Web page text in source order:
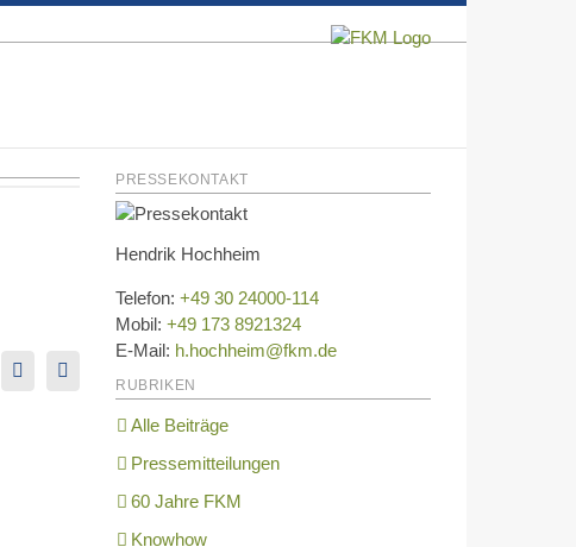
LinkedIn
E-
PRESSEKONTAKT
Hendrik Hochheim
Telefon: +49 30 24000-114
Mobil: +49 173 8921324
E-Mail: h.hochheim@fkm.de
RUBRIKEN
Alle Beiträge
Pressemitteilungen
60 Jahre FKM
Knowhow